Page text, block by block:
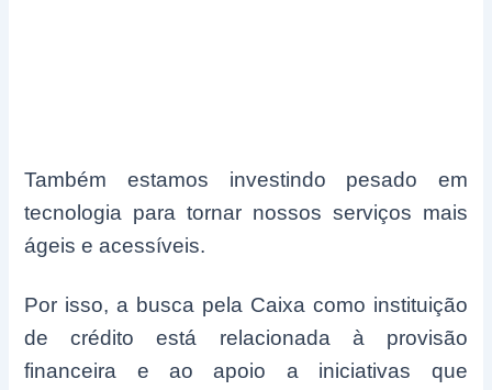
Também estamos investindo pesado em
tecnologia para tornar nossos serviços mais
ágeis e acessíveis.
Por isso, a busca pela Caixa como instituição
de crédito está relacionada à provisão
financeira e ao apoio a iniciativas que